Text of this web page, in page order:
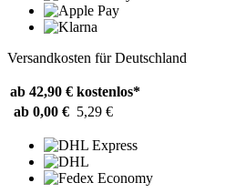
Versandkosten für Deutschland
ab 42,90 € kostenlos*
ab 0,00 € 5,29 €